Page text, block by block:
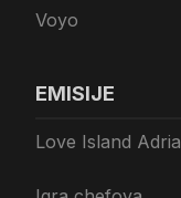
Voyo
EMISIJE
Love Island Adria